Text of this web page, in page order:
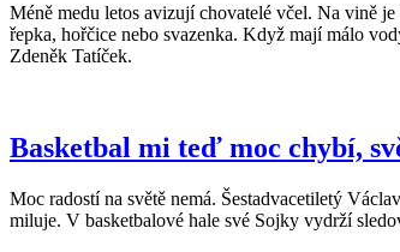
Méně medu letos avizují chovatelé včel. Na vině
řepka, hořčice nebo svazenka. Když mají málo
Zdeněk Tatíček.
Basketbal mi teď moc chybí,
Moc radostí na světě nemá. Šestadvacetiletý
miluje. V basketbalové hale své Sojky vydrží